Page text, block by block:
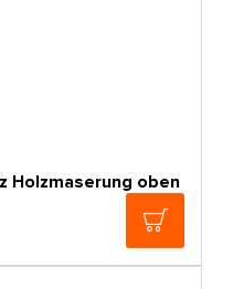
Holzmaserung oben